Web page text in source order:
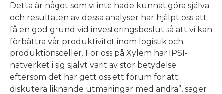
Detta är något som vi inte hade kunnat göra själva
och resultaten av dessa analyser har hjälpt oss att
få en god grund vid investeringsbeslut så att vi kan
förbättra vår produktivitet inom logistik och
produktionsceller. För oss på Xylem har IPSI-
nätverket i sig självt varit av stor betydelse
eftersom det har gett oss ett forum för att
diskutera liknande utmaningar med andra”, säger